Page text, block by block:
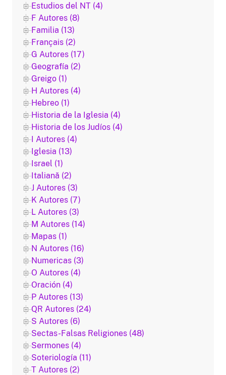
Estudios del NT (4)
F Autores (8)
Familia (13)
Français (2)
G Autores (17)
Geografía (2)
Greigo (1)
H Autores (4)
Hebreo (1)
Historia de la Iglesia (4)
Historia de los Judíos (4)
I Autores (4)
Iglesia (13)
Israel (1)
Italiană (2)
J Autores (3)
K Autores (7)
L Autores (3)
M Autores (14)
Mapas (1)
N Autores (16)
Numericas (3)
O Autores (4)
Oración (4)
P Autores (13)
QR Autores (24)
S Autores (6)
Sectas-Falsas Religiones (48)
Sermones (4)
Soteriología (11)
T Autores (2)